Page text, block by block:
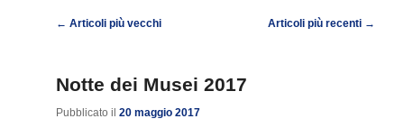
Navigazione
← Articoli più vecchi Articoli più recenti →
Notte dei Musei 2017
Pubblicato il 20 maggio 2017